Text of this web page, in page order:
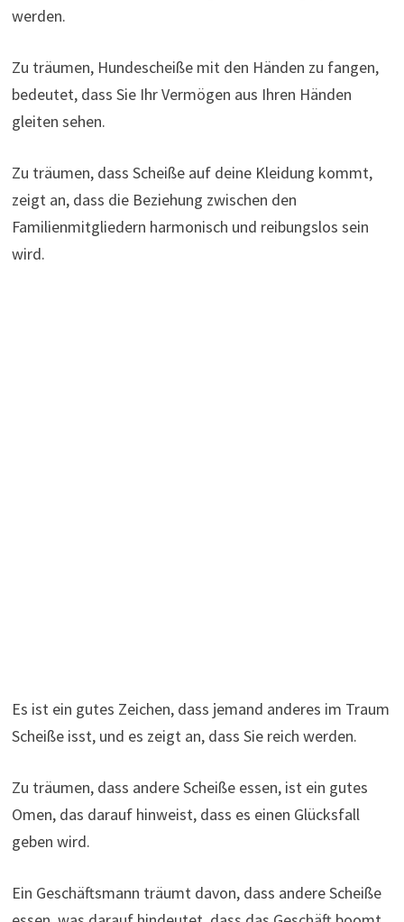
werden.
Zu träumen, Hundescheiße mit den Händen zu fangen,
bedeutet, dass Sie Ihr Vermögen aus Ihren Händen
gleiten sehen.
Zu träumen, dass Scheiße auf deine Kleidung kommt,
zeigt an, dass die Beziehung zwischen den
Familienmitgliedern harmonisch und reibungslos sein
wird.
Es ist ein gutes Zeichen, dass jemand anderes im Traum
Scheiße isst, und es zeigt an, dass Sie reich werden.
Zu träumen, dass andere Scheiße essen, ist ein gutes
Omen, das darauf hinweist, dass es einen Glücksfall
geben wird.
Ein Geschäftsmann träumt davon, dass andere Scheiße